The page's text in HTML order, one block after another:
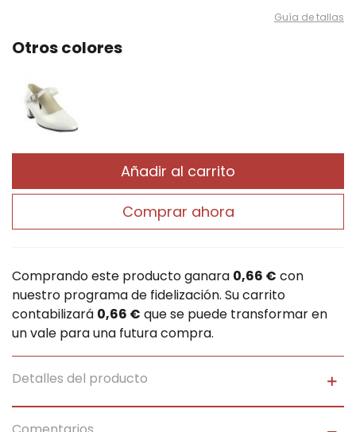
Guía de tallas
Otros colores
Añadir al carrito
Comprar ahora
Comprando este producto ganara 0,66 € con
nuestro programa de fidelización. Su carrito
contabilizará 0,66 € que se puede transformar en
un vale para una futura compra.
Detalles del producto